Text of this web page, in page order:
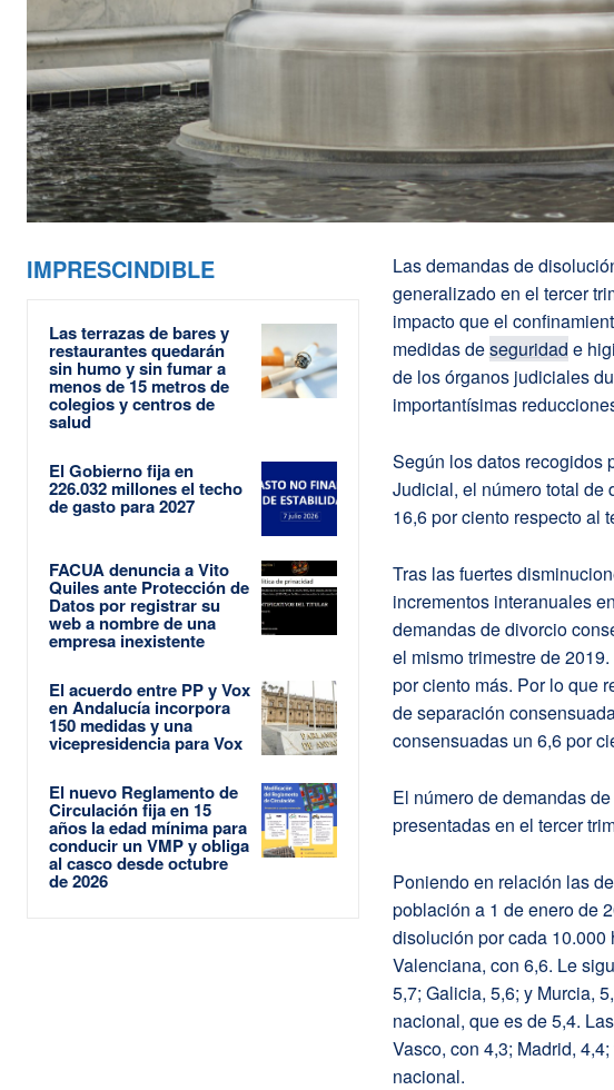
IMPRESCINDIBLE
Las terrazas de bares y
restaurantes quedarán
sin humo y sin fumar a
menos de 15 metros de
colegios y centros de
salud
El Gobierno fija en
226.032 millones el techo
de gasto para 2027
FACUA denuncia a Vito
Quiles ante Protección de
Datos por registrar su
web a nombre de una
empresa inexistente
El acuerdo entre PP y Vox
en Andalucía incorpora
150 medidas y una
vicepresidencia para Vox
El nuevo Reglamento de
Circulación fija en 15
años la edad mínima para
conducir un VMP y obliga
al casco desde octubre
de 2026
Las demandas de
generalizado en el tercer
impacto que el
medidas deseguridad e
de los órganos judiciales
importantísimas
Según los datos recogidos
Judicial, el número total de
16,6 por ciento respecto al
Tras las fuertes
incrementos interanuales
demandas de divorcio
el mismo trimestre de
por ciento más. Por lo que
de separación
consensuadas un 6,6 por
El número de demandas
presentadas en el tercer
Poniendo en relación las
población a 1 de enero de
disolución por cada
Valenciana, con 6,6. Le
5,7; Galicia, 5,6; y Murcia,
nacional, que es de 5,4.
Vasco, con 4,3; Madrid,
nacional.